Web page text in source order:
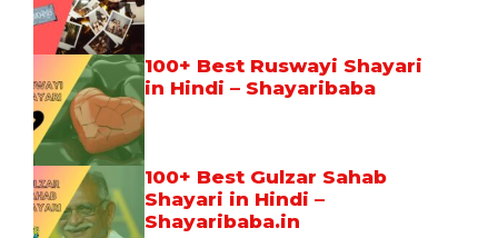
100+ Best Ruswayi Shayari
in Hindi – Shayaribaba
100+ Best Gulzar Sahab
Shayari in Hindi –
Shayaribaba.in